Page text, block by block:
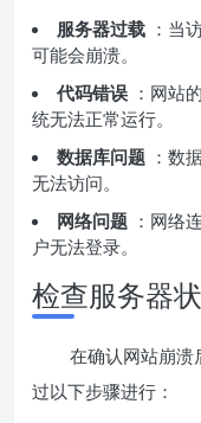
服务器过载 ：当
可能会崩溃。
代码错误 ：网站
统无法正常运行。
数据库问题 ：数
无法访问。
网络问题 ：网络
户无法登录。
检查服务器
在确认网站崩溃
过以下步骤进行：